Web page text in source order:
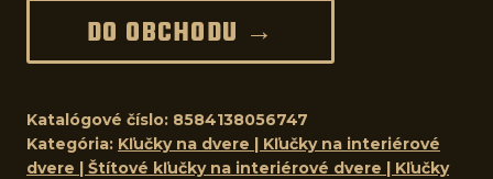
DO OBCHODU →
Katalógové číslo: 8584138056747
Kategória: Kľučky na dvere | Kľučky na interiérové
dvere | Štítové kľučky na interiérové dvere | Kľučky